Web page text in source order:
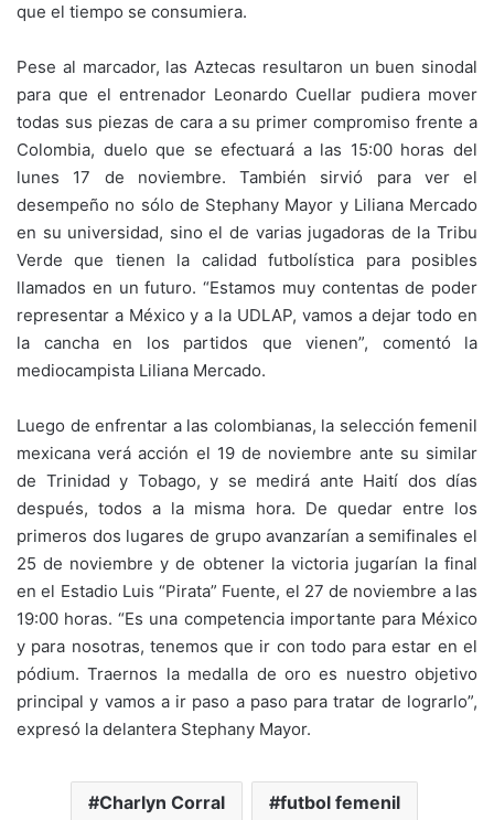
que el tiempo se consumiera.
Pese al marcador, las Aztecas resultaron un buen sinodal
para que el entrenador Leonardo Cuellar pudiera mover
todas sus piezas de cara a su primer compromiso frente a
Colombia, duelo que se efectuará a las 15:00 horas del
lunes 17 de noviembre. También sirvió para ver el
desempeño no sólo de Stephany Mayor y Liliana Mercado
en su universidad, sino el de varias jugadoras de la Tribu
Verde que tienen la calidad futbolística para posibles
llamados en un futuro. “Estamos muy contentas de poder
representar a México y a la UDLAP, vamos a dejar todo en
la cancha en los partidos que vienen”, comentó la
mediocampista Liliana Mercado.
Luego de enfrentar a las colombianas, la selección femenil
mexicana verá acción el 19 de noviembre ante su similar
de Trinidad y Tobago, y se medirá ante Haití dos días
después, todos a la misma hora. De quedar entre los
primeros dos lugares de grupo avanzarían a semifinales el
25 de noviembre y de obtener la victoria jugarían la final
en el Estadio Luis “Pirata” Fuente, el 27 de noviembre a las
19:00 horas. “Es una competencia importante para México
y para nosotras, tenemos que ir con todo para estar en el
pódium. Traernos la medalla de oro es nuestro objetivo
principal y vamos a ir paso a paso para tratar de lograrlo”,
expresó la delantera Stephany Mayor.
Charlyn Corral futbol femenil